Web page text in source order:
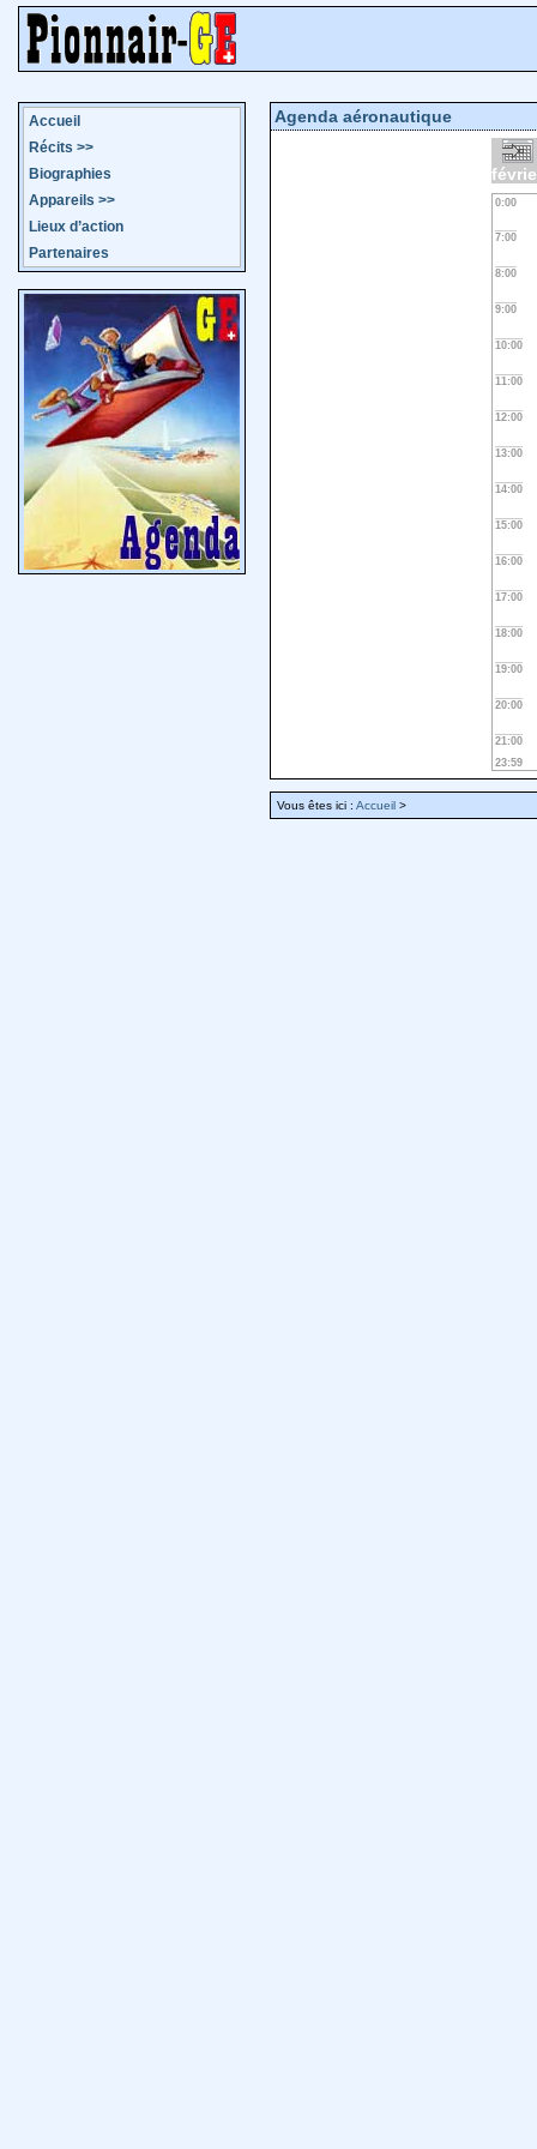
Accueil
Récits >>
Biographies
Appareils >>
Lieux d’action
Partenaires
Agenda aéronautique
0:00
7:00
8:00
9:00
10:00
11:00
12:00
13:00
14:00
15:00
16:00
17:00
18:00
19:00
20:00
21:00
23:59
Vous êtes ici : Accueil >